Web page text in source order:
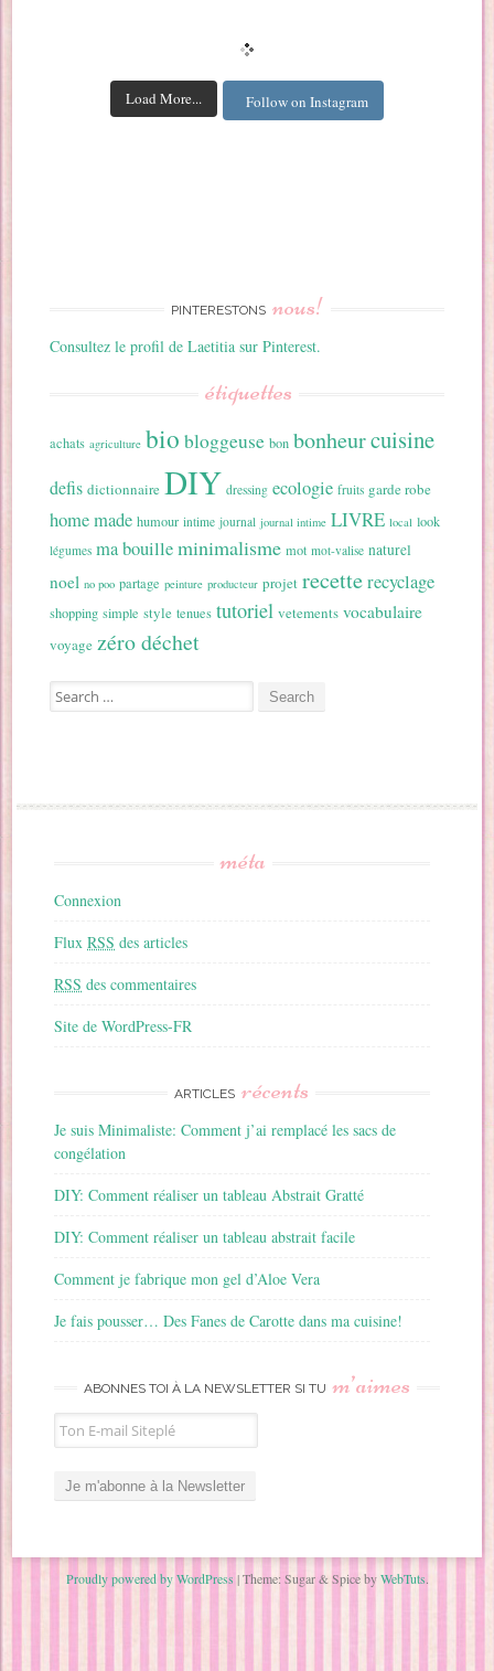
Load More... Follow on Instagram
PINTERESTONS nous!
Consultez le profil de Laetitia sur Pinterest.
étiquettes
achats agriculture bio bloggeuse bon bonheurcuisine
defis dictionnaire DIY dressing ecologie fruits garde robe
home made humour intime journal journal intime LIVRE local look
légumes ma bouilleminimalisme mot mot-valise naturel
noel no poo partage peinture producteur projet recetterecyclage
shopping simple style tenues tutoriel vetements vocabulaire
voyage zéro déchet
Search for:
méta
Connexion
FluxRSS des articles
RSS des commentaires
Site de WordPress-FR
ARTICLES récents
Je suis Minimaliste: Comment j’ai remplacé les sacs de
congélation
DIY: Comment réaliser un tableau Abstrait Gratté
DIY: Comment réaliser un tableau abstrait facile
Comment je fabrique mon gel d’Aloe Vera
Je fais pousser… Des Fanes de Carotte dans ma cuisine!
ABONNES TOI À LA NEWSLETTER SI TU m’aimes
Proudly powered by WordPress |Theme: Sugar & Spice byWebTuts.